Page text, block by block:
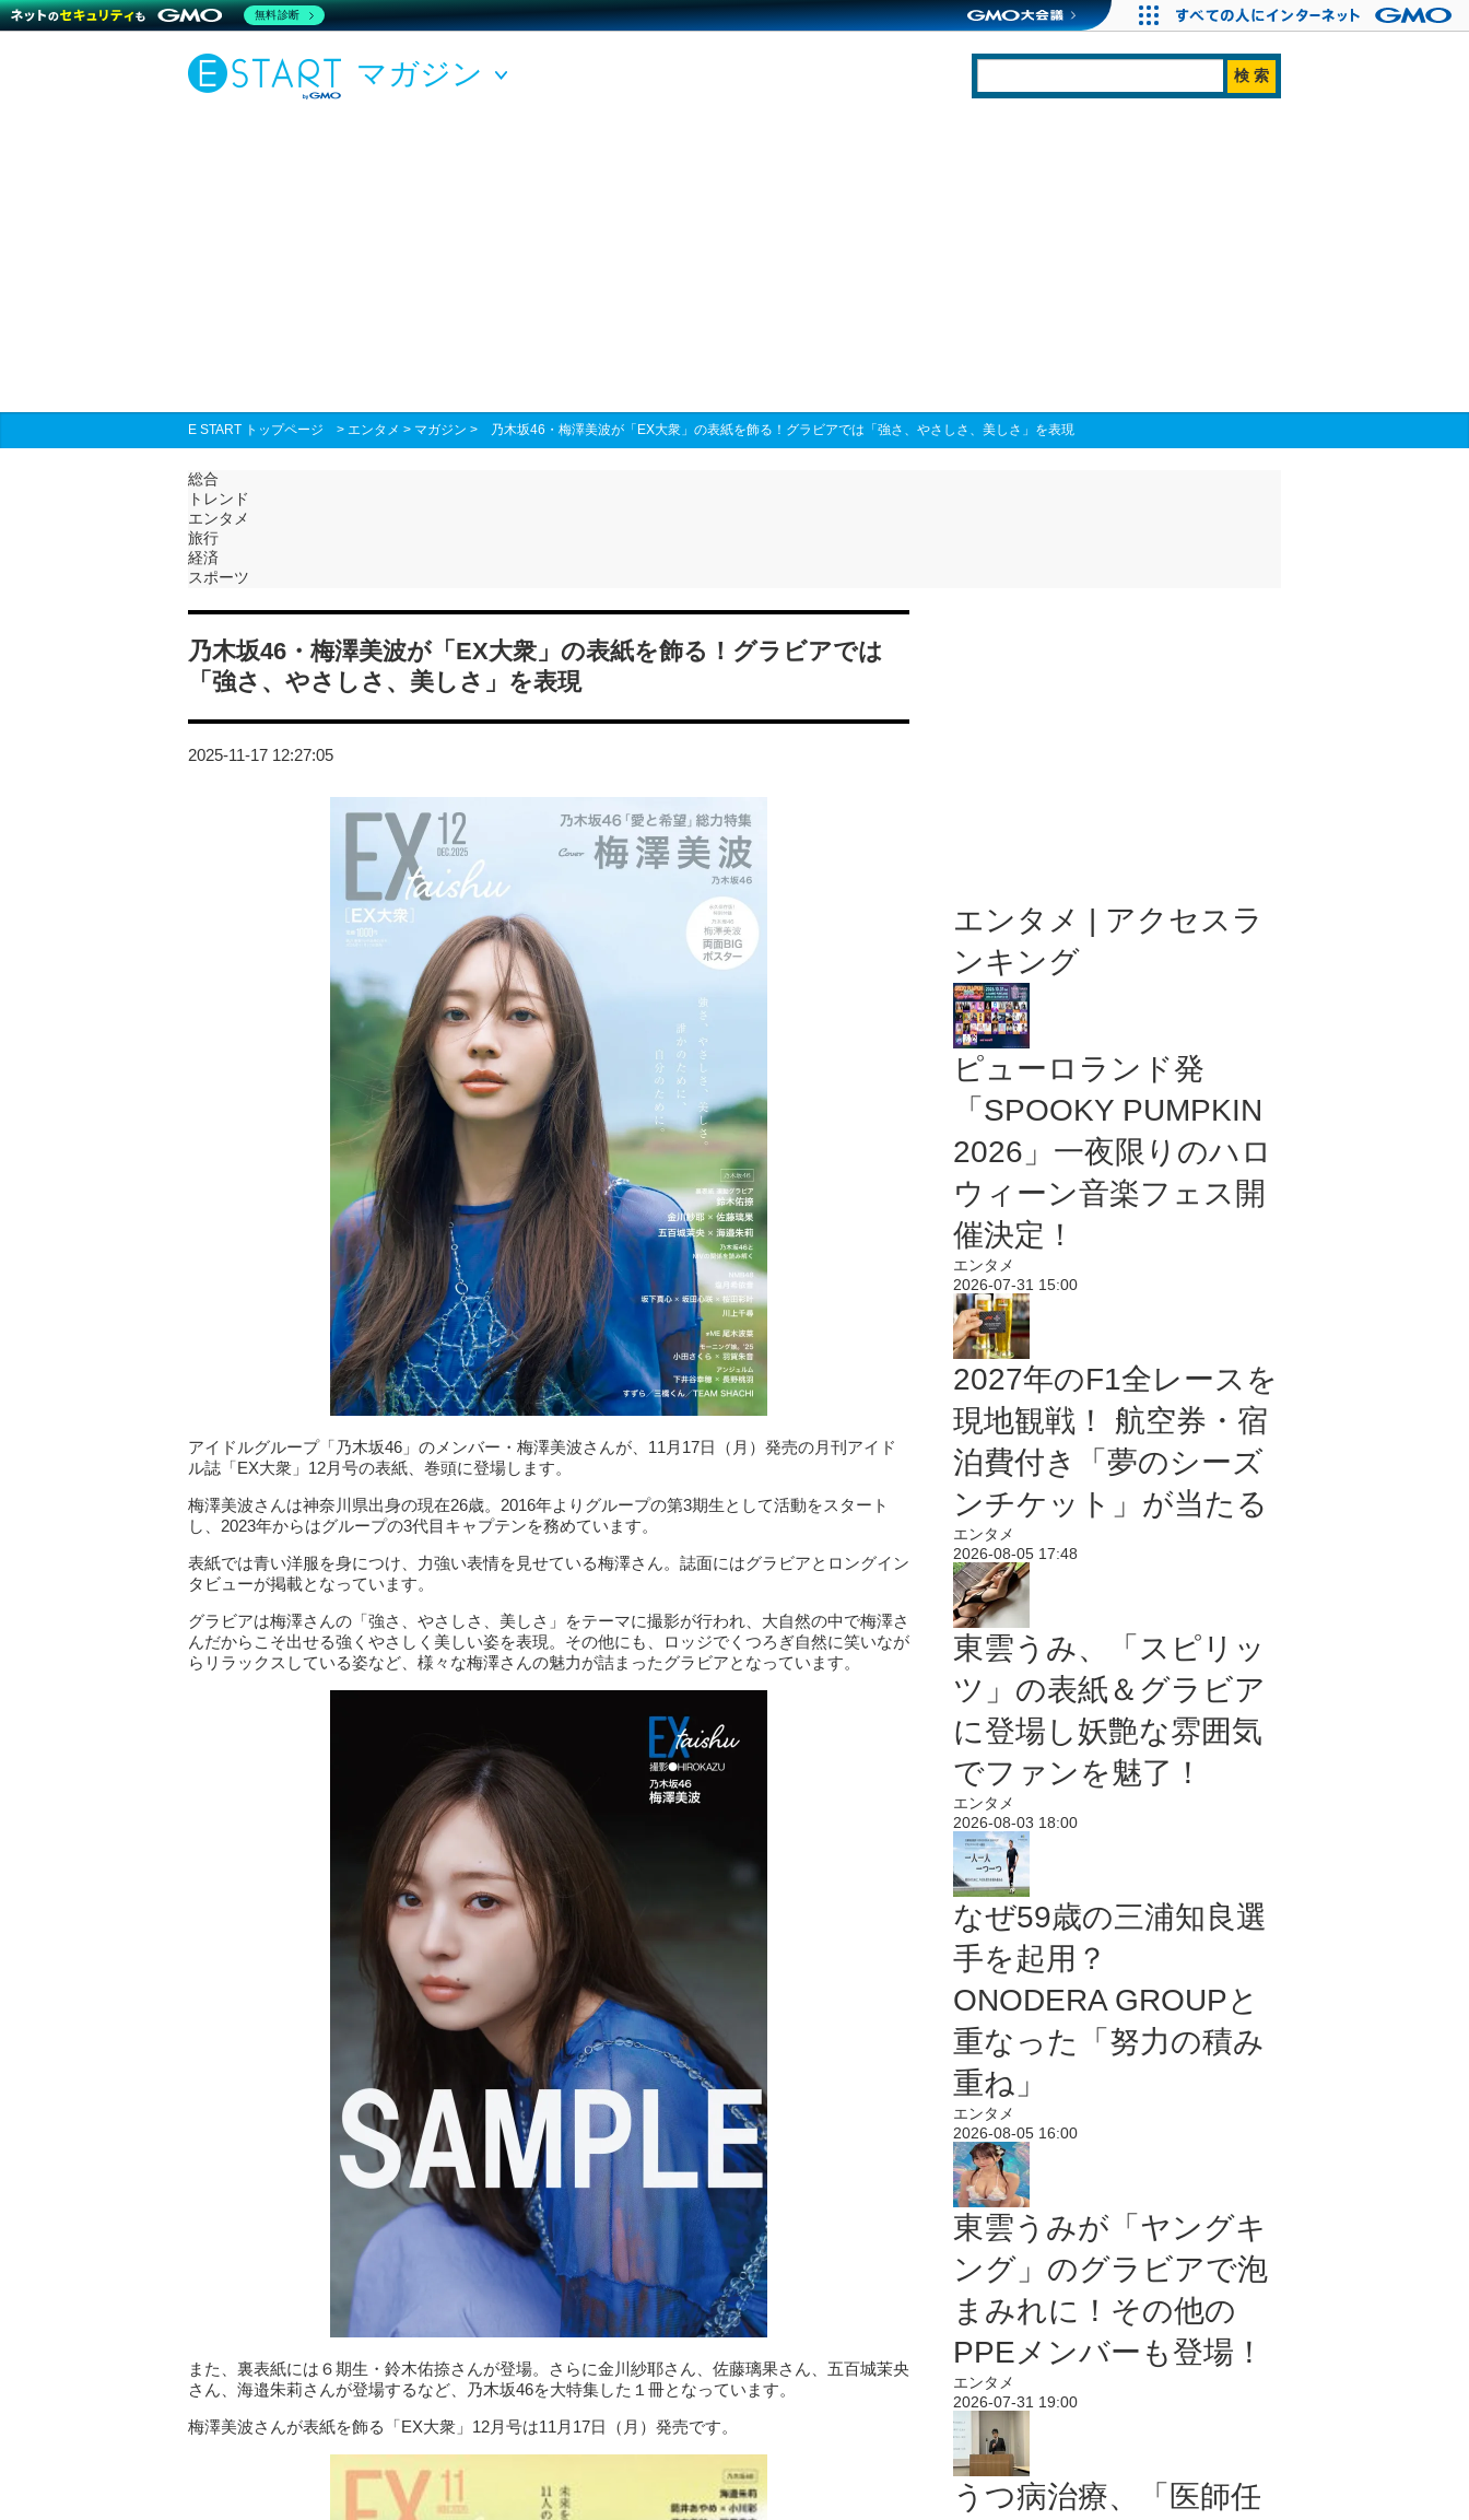
マガジン
E START トップページ > エンタメ > マガジン > 乃木坂46・梅澤美波が「EX大衆」の表紙を飾る！グラビアでは「強さ、やさしさ、美しさ」を表現
総合
トレンド
エンタメ
旅行
経済
スポーツ
乃木坂46・梅澤美波が「EX大衆」の表紙を飾る！グラビアでは
「強さ、やさしさ、美しさ」を表現
2025-11-17 12:27:05
アイドルグループ「乃木坂46」のメンバー・梅澤美波さんが、11月17日（月）発売の月刊アイド
ル誌「EX大衆」12月号の表紙、巻頭に登場します。
梅澤美波さんは神奈川県出身の現在26歳。2016年よりグループの第3期生として活動をスタート
し、2023年からはグループの3代目キャプテンを務めています。
表紙では青い洋服を身につけ、力強い表情を見せている梅澤さん。誌面にはグラビアとロングイン
タビューが掲載となっています。
グラビアは梅澤さんの「強さ、やさしさ、美しさ」をテーマに撮影が行われ、大自然の中で梅澤さ
んだからこそ出せる強くやさしく美しい姿を表現。その他にも、ロッジでくつろぎ自然に笑いなが
らリラックスしている姿など、様々な梅澤さんの魅力が詰まったグラビアとなっています。
また、裏表紙には６期生・鈴木佑捺さんが登場。さらに金川紗耶さん、佐藤璃果さん、五百城茉央
さん、海邉朱莉さんが登場するなど、乃木坂46を大特集した１冊となっています。
梅澤美波さんが表紙を飾る「EX大衆」12月号は11月17日（月）発売です。
エンタメ | アクセスラ
ンキング
ピューロランド発
「SPOOKY PUMPKIN
2026」一夜限りのハロ
ウィーン音楽フェス開
催決定！
エンタメ
2026-07-31 15:00
2027年のF1全レースを
現地観戦！ 航空券・宿
泊費付き「夢のシーズ
ンチケット」が当たる
エンタメ
2026-08-05 17:48
東雲うみ、「スピリッ
ツ」の表紙＆グラビア
に登場し妖艶な雰囲気
でファンを魅了！
エンタメ
2026-08-03 18:00
なぜ59歳の三浦知良選
手を起用？
ONODERA GROUPと
重なった「努力の積み
重ね」
エンタメ
2026-08-05 16:00
東雲うみが「ヤングキ
ング」のグラビアで泡
まみれに！その他の
PPEメンバーも登場！
エンタメ
2026-07-31 19:00
うつ病治療、「医師任
無料診断